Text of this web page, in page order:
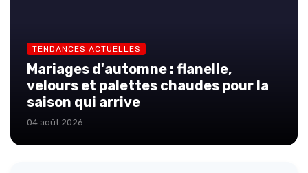
TENDANCES ACTUELLES
Mariages d'automne : flanelle,
velours et palettes chaudes pour la
saison qui arrive
04 août 2026